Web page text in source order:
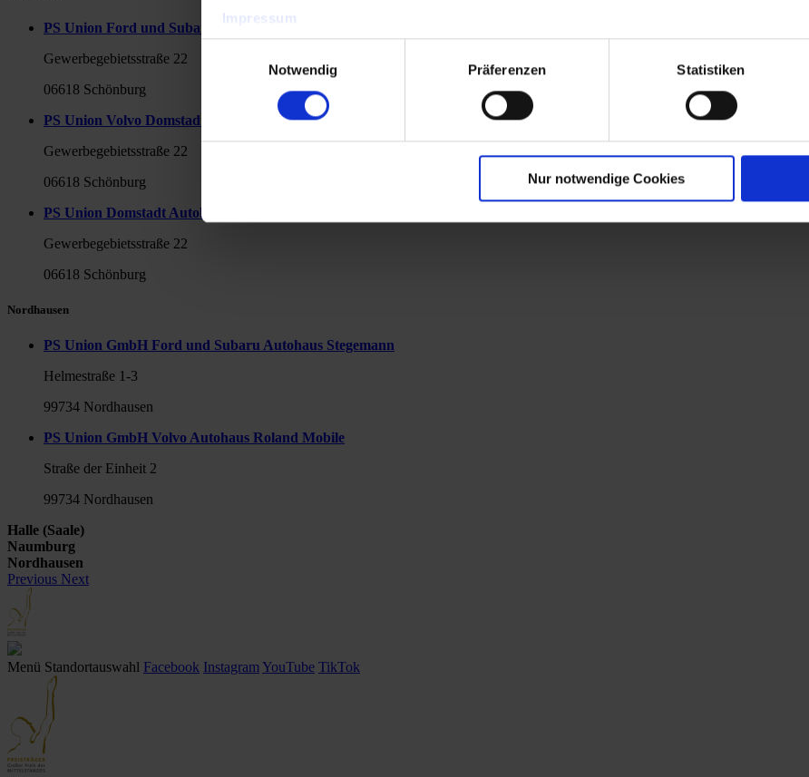
Impressum
Datenschutzerklärung
Notwendig
Präferenzen Statistiken
Nur notwendige Cookies
PS Union Ford und Subaru Domstadt Autohaus GmbH
Gewerbegebietsstraße 22
06618 Schönburg
PS Union Volvo Domstadt Autohaus GmbH Domstadt Mobile
Gewerbegebietsstraße 22
06618 Schönburg
PS Union Domstadt Autohaus GmbH Domstadt Autoservice
Gewerbegebietsstraße 22
06618 Schönburg
Nordhausen
PS Union GmbH Ford und Subaru Autohaus Stegemann
Helmestraße 1-3
99734 Nordhausen
PS Union GmbH Volvo Autohaus Roland Mobile
Straße der Einheit 2
99734 Nordhausen
Halle (Saale)
Naumburg
Nordhausen
Previous Next
Menü Standortauswahl Facebook Instagram YouTube TikTok